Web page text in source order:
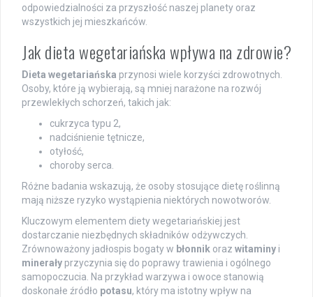
odpowiedzialności za przyszłość naszej planety oraz
wszystkich jej mieszkańców.
Jak dieta wegetariańska wpływa na zdrowie?
Dieta wegetariańska przynosi wiele korzyści zdrowotnych.
Osoby, które ją wybierają, są mniej narażone na rozwój
przewlekłych schorzeń, takich jak:
cukrzyca typu 2,
nadciśnienie tętnicze,
otyłość,
choroby serca.
Różne badania wskazują, że osoby stosujące dietę roślinną
mają niższe ryzyko wystąpienia niektórych nowotworów.
Kluczowym elementem diety wegetariańskiej jest
dostarczanie niezbędnych składników odżywczych.
Zrównoważony jadłospis bogaty w błonnik oraz witaminy i
minerały przyczynia się do poprawy trawienia i ogólnego
samopoczucia. Na przykład warzywa i owoce stanowią
doskonałe źródło potasu, który ma istotny wpływ na